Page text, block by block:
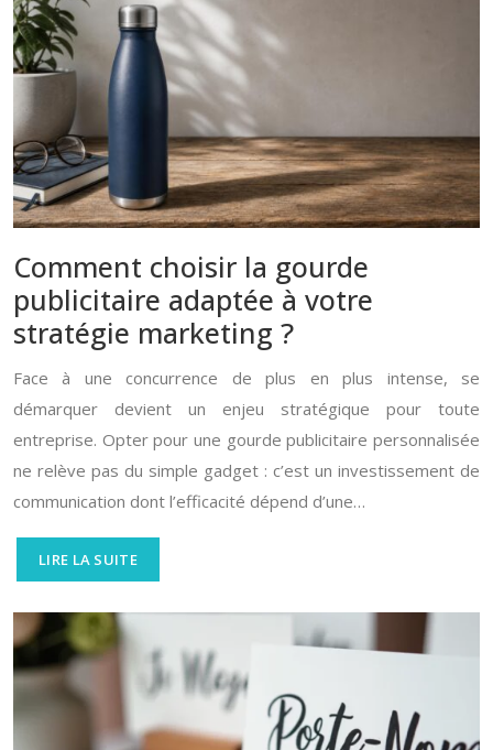
Comment choisir la gourde
publicitaire adaptée à votre
stratégie marketing ?
Face à une concurrence de plus en plus intense, se
démarquer devient un enjeu stratégique pour toute
entreprise. Opter pour une gourde publicitaire personnalisée
ne relève pas du simple gadget : c’est un investissement de
communication dont l’efficacité dépend d’une…
LIRE LA SUITE